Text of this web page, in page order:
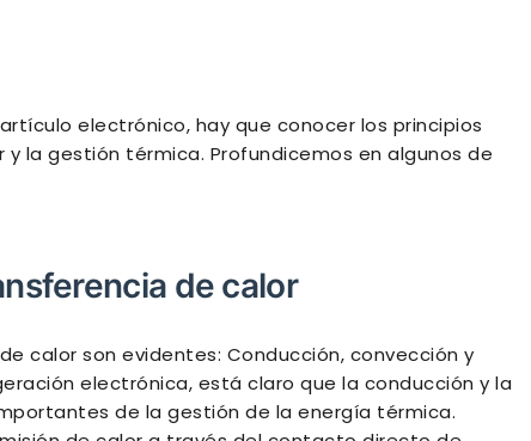
electrónico, hay que conocer los principios
la gestión térmica. Profundicemos en algunos de
de calor
calor son evidentes: Conducción, convección y
electrónica, está claro que la conducción y la
de la gestión de la energía térmica.